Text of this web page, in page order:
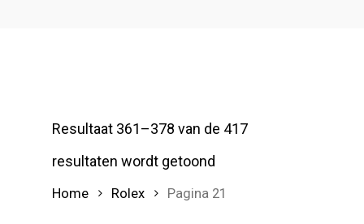
Resultaat 361–378 van de 417
resultaten wordt getoond
Home Rolex Pagina 21